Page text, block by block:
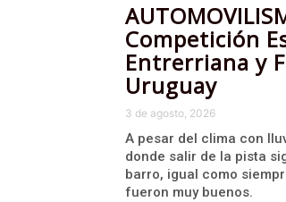
Competición
Entrerriana y
Uruguay
3 de agosto, 2026
A pesar del clima con
donde salir de la pista
barro, igual como
fueron muy buenos.